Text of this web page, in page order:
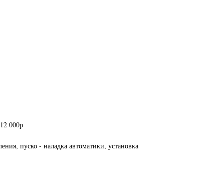
000р
пуско - наладка автоматики, установка